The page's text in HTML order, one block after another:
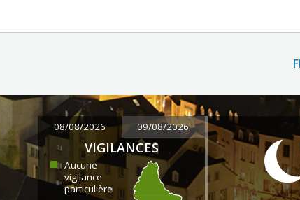
08/08/2026 09/08/2026
VIGILANCES
Aucune
vigilance
particulière